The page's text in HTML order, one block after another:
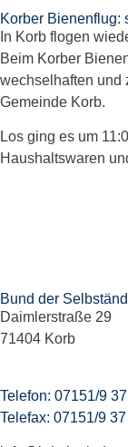
Korber Bienenflug:
In Korb flogen
Beim Korber
wechselhaften und
Gemeinde Korb.
Los ging es um
Haushaltswaren
Bund der
Daimlerstraße 29
71404 Korb
Telefon: 07151/9
Telefax: 07151/9